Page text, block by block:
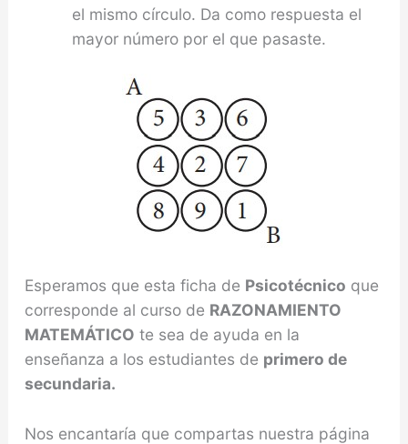
el mismo círculo. Da como respuesta el
mayor número por el que pasaste.
Esperamos que esta ficha de Psicotécnico que
corresponde al curso de RAZONAMIENTO
MATEMÁTICO te sea de ayuda en la
enseñanza a los estudiantes de primero de
secundaria.
Nos encantaría que compartas nuestra página